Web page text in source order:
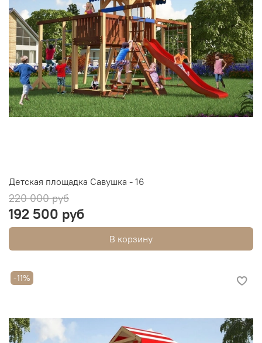
Детская площадка Савушка - 16
220 000 руб
192 500 руб
В корзину
-11%